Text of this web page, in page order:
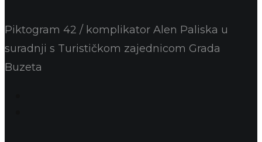
Piktogram 42 / komplikator Alen Paliska u
suradnji s Turističkom zajednicom Grada
Buzeta